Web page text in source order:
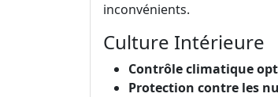
inconvénients.
Culture Intérieure
Contrôle climatique
Protection contre les